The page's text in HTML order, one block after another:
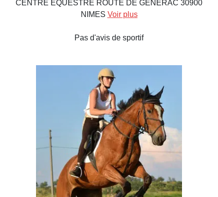
CENTRE EQUESTRE ROUTE DE GENERAC 30900
NIMES Voir plus
Pas d'avis de sportif